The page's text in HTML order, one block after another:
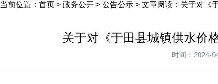
当前位置： 首页 > 政务公开 > 公告公示 > 文章阅读：关于对《
关于对《于田县城镇供水价
时间：2024-